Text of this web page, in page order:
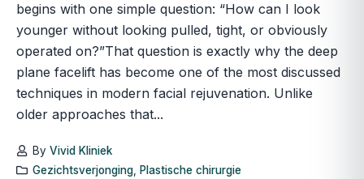
begins with one simple question: “How can I look
younger without looking pulled, tight, or obviously
operated on?”That question is exactly why the deep
plane facelift has become one of the most discussed
techniques in modern facial rejuvenation. Unlike
older approaches that...
By Vivid Kliniek
Gezichtsverjonging,
Plastische chirurgie